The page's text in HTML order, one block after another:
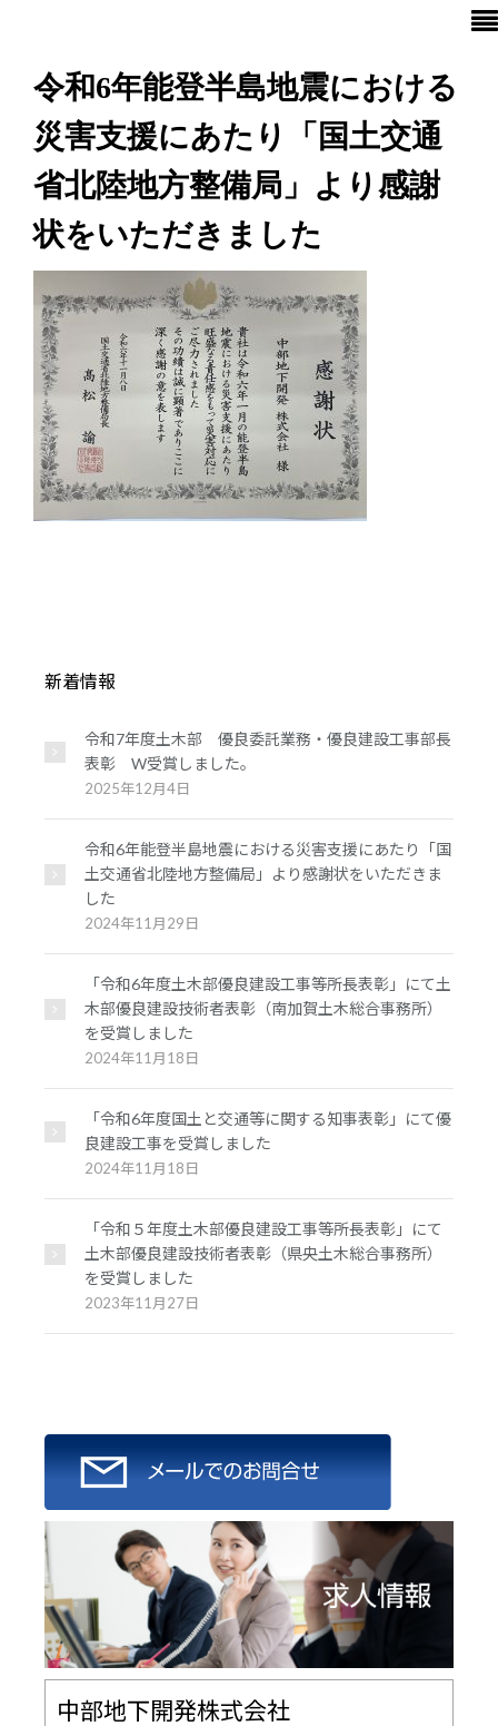
令和6年能登半島地震における
災害支援にあたり「国土交通
省北陸地方整備局」より感謝
状をいただきました
新着情報
令和7年度土木部 優良委託業務・優良建設工事部長
表彰 W受賞しました。
2025年12月4日
令和6年能登半島地震における災害支援にあたり「国
土交通省北陸地方整備局」より感謝状をいただきま
した
2024年11月29日
「令和6年度土木部優良建設工事等所長表彰」にて土
木部優良建設技術者表彰（南加賀土木総合事務所）
を受賞しました
2024年11月18日
「令和6年度国土と交通等に関する知事表彰」にて優
良建設工事を受賞しました
2024年11月18日
「令和５年度土木部優良建設工事等所長表彰」にて
土木部優良建設技術者表彰（県央土木総合事務所）
を受賞しました
2023年11月27日
中部地下開発株式会社